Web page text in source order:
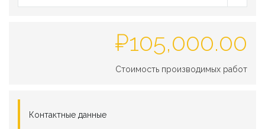
₽105,000.00
Стоимость производимых работ
Контактные данные